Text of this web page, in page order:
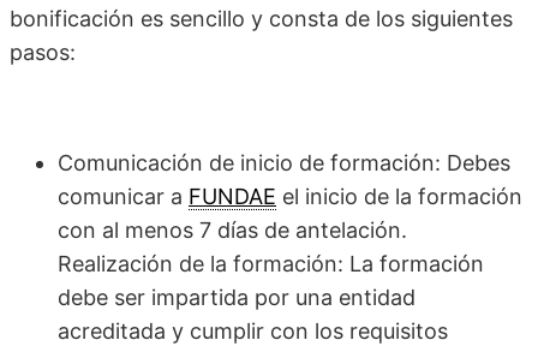
bonificación es sencillo y consta de los siguientes
pasos:
Comunicación de inicio de formación: Debes
comunicar a FUNDAE el inicio de la formación
con al menos 7 días de antelación.
Realización de la formación: La formación
debe ser impartida por una entidad
acreditada y cumplir con los requisitos